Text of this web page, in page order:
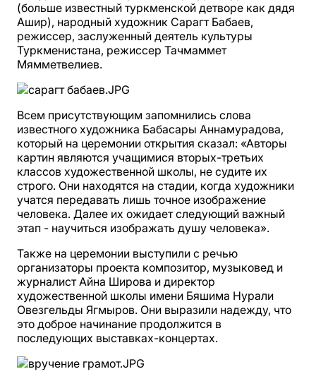
(больше известный туркменской детворе как дядя
Ашир), народный художник Сарагт Бабаев,
режиссер, заслуженный деятель культуры
Туркменистана, режиссер Тачмаммет
Мямметвелиев.
Всем присутствующим запомнились слова
известного художника Бабасары Аннамурадова,
который на церемонии открытия сказал: «Авторы
картин являются учащимися вторых-третьих
классов художественной школы, не судите их
строго. Они находятся на стадии, когда художники
учатся передавать лишь точное изображение
человека. Далее их ожидает следующий важный
этап - научиться изображать душу человека».
Также на церемонии выступили с речью
организаторы проекта композитор, музыковед и
журналист Айна Широва и директор
художественной школы имени Бяшима Нурали
Овезгельды Ягмыров. Они выразили надежду, что
это доброе начинание продолжится в
последующих выставках-концертах.